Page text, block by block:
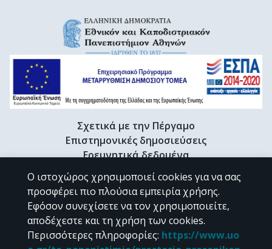
Σχετικά με την Πέργαμο
Επιστημονικές δημοσιεύσεις
Ερευνητικά δεδομένα
Διδακτορικές διατριβές & Γκρίζα βιβλιογραφία
Προφίλ Ερευνητή
CC BY-NC 4.0
Ο ιστοχώρος χρησιμοποιεί cookies για να σας
προσφέρει πιο πλούσια εμπειρία χρήσης.
Εφόσον συνεχίσετε να τον χρησιμοποιείτε,
αποδέχεστε και τη χρήση των cookies.
Περισσότερες πληροφορίες: https://www.uo